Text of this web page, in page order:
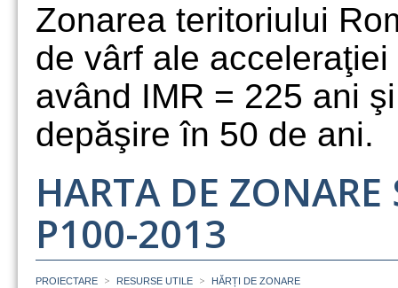
Zonarea teritoriului
de vârf ale
având IMR = 225 ani
depăşire în 50 de ani.
HARTA DE
P100-2013
PROIECTARE > RESURSE UTILE > HĂRȚI DE ZONARE